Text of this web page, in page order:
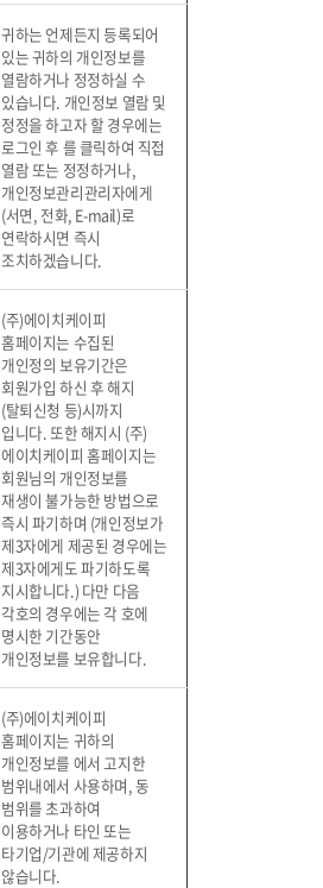
귀하는 언제든지 등록되어
있는 귀하의 개인정보를
열람하거나 정정하실 수
있습니다. 개인정보 열람 및
정정을 하고자 할 경우에는
로그인 후 를 클릭하여 직접
열람 또는 정정하거나,
개인정보관리관리자에게
(서면, 전화, E-mail)로
연락하시면 즉시
조치하겠습니다.
(주)에이치케이피
홈페이지는 수집된
개인정의 보유기간은
회원가입 하신 후 해지
(탈퇴신청 등)시까지
입니다. 또한 해지시 (주)
에이치케이피 홈페이지는
회원님의 개인정보를
재생이 불가능한 방법으로
즉시 파기하며 (개인정보가
제3자에게 제공된 경우에는
제3자에게도 파기하도록
지시합니다.) 다만 다음
각호의 경우에는 각 호에
명시한 기간동안
개인정보를 보유합니다.
(주)에이치케이피
홈페이지는 귀하의
개인정보를 에서 고지한
범위내에서 사용하며, 동
범위를 초과하여
이용하거나 타인 또는
타기업/기관에 제공하지
않습니다.